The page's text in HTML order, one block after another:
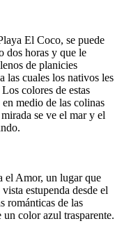
El Coco, se puede
dos horas y que le
de planicies
las cuales los nativos les
colores de estas
medio de las colinas
se ve el mar y el
el Amor, un lugar que
estupenda desde el
románticas de las
un color azul trasparente.